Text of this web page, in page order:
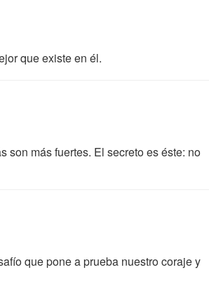
que existe en él.
son más fuertes. El secreto es éste: no
que pone a prueba nuestro coraje y